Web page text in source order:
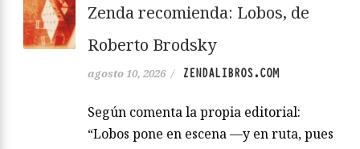
Zenda recomienda: Lobos, de
Roberto Brodsky
agosto 10, 2026 / ZENDALIBROS.COM
Según comenta la propia editorial:
“Lobos pone en escena —y en ruta, pues